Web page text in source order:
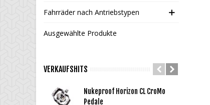
Fahrräder nach Antriebstypen
Ausgewählte Produkte
VERKAUFSHITS
Nukeproof Horizon CL CroMo
Pedale